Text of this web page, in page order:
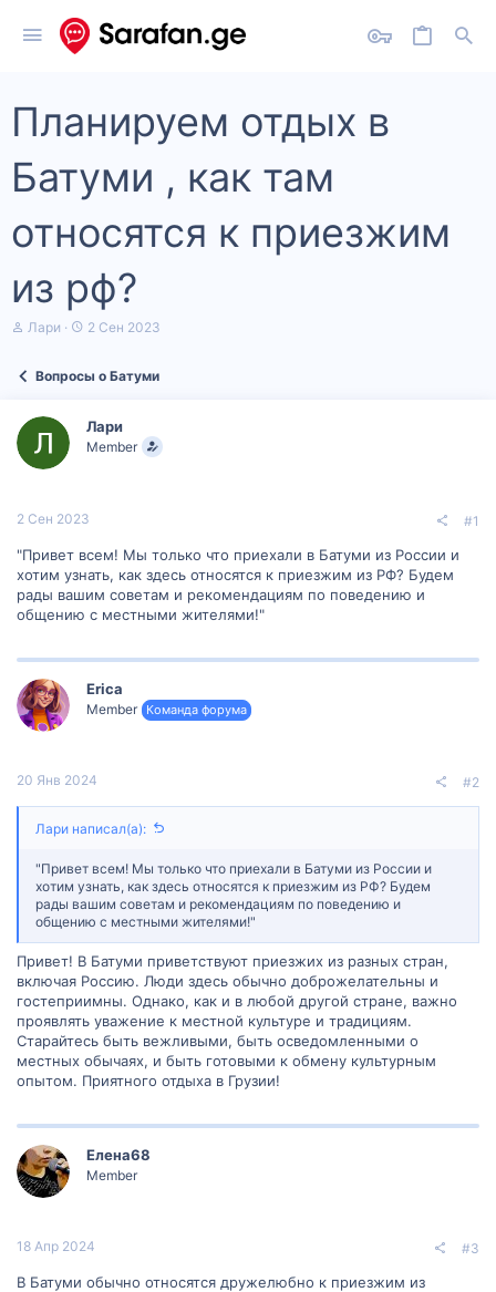
Планируем отдых в
Батуми , как там
относятся к приезжим
из рф?
А
т
м
ы
Лари
Д
а
ч
а
2 Сен 2023
Вопросы о Батуми
Лари
Member
2 Сен 2023 #1
"Привет всем! Мы только что приехали в Батуми из России и
хотим узнать, как здесь относятся к приезжим из РФ? Будем
рады вашим советам и рекомендациям по поведению и
общению с местными жителями!"
Erica
Member Команда форума
20 Янв 2024 #2
Лари написал(а):
"Привет всем! Мы только что приехали в Батуми из России и
хотим узнать, как здесь относятся к приезжим из РФ? Будем
рады вашим советам и рекомендациям по поведению и
общению с местными жителями!"
Привет! В Батуми приветствуют приезжих из разных стран,
включая Россию. Люди здесь обычно доброжелательны и
гостеприимны. Однако, как и в любой другой стране, важно
проявлять уважение к местной культуре и традициям.
Старайтесь быть вежливыми, быть осведомленными о
местных обычаях, и быть готовыми к обмену культурным
опытом. Приятного отдыха в Грузии!
Елена68
Member
18 Апр 2024 #3
В Батуми обычно относятся дружелюбно к приезжим из